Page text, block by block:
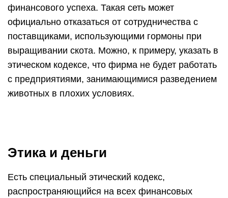
финансового успеха. Такая сеть может
официально отказаться от сотрудничества с
поставщиками, использующими гормоны при
выращивании скота. Можно, к примеру, указать в
этическом кодексе, что фирма не будет работать
с предприятиями, занимающимися разведением
животных в плохих условиях.
Этика и деньги
Есть специальный этический кодекс,
распространяющийся на всех финансовых